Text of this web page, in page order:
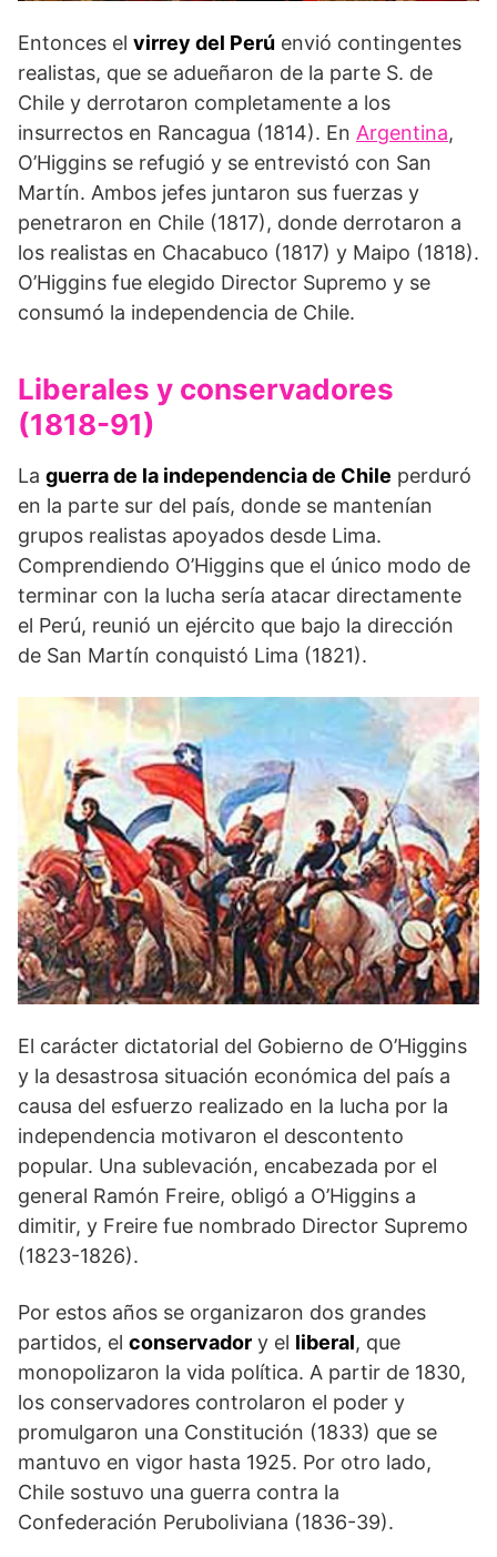
Entonces el virrey del Perú envió contingentes
realistas, que se adueñaron de la parte S. de
Chile y derrotaron completamente a los
insurrectos en Rancagua (1814). En Argentina,
O’Higgins se refugió y se entrevistó con San
Martín. Ambos jefes juntaron sus fuerzas y
penetraron en Chile (1817), donde derrotaron a
los realistas en Chacabuco (1817) y Maipo (1818).
O’Higgins fue elegido Director Supremo y se
consumó la independencia de Chile.
Liberales y conservadores
(1818-91)
La guerra de la independencia de Chile perduró
en la parte sur del país, donde se mantenían
grupos realistas apoyados desde Lima.
Comprendiendo O’Higgins que el único modo de
terminar con la lucha sería atacar directamente
el Perú, reunió un ejército que bajo la dirección
de San Martín conquistó Lima (1821).
El carácter dictatorial del Gobierno de O’Higgins
y la desastrosa situación económica del país a
causa del esfuerzo realizado en la lucha por la
independencia motivaron el descontento
popular. Una sublevación, encabezada por el
general Ramón Freire, obligó a O’Higgins a
dimitir, y Freire fue nombrado Director Supremo
(1823-1826).
Por estos años se organizaron dos grandes
partidos, el conservador y el liberal, que
monopolizaron la vida política. A partir de 1830,
los conservadores controlaron el poder y
promulgaron una Constitución (1833) que se
mantuvo en vigor hasta 1925. Por otro lado,
Chile sostuvo una guerra contra la
Confederación Peruboliviana (1836-39).